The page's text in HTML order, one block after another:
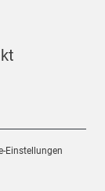
Einstellungen